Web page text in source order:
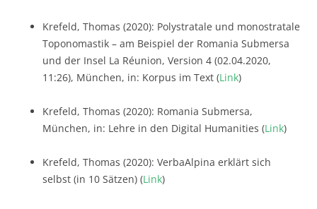
Krefeld, Thomas (2020): Polystratale und monostratale
Toponomastik – am Beispiel der Romania Submersa
und der Insel La Réunion, Version 4 (02.04.2020,
11:26), München, in: Korpus im Text (Link)
Krefeld, Thomas (2020): Romania Submersa,
München, in: Lehre in den Digital Humanities (Link)
Krefeld, Thomas (2020): VerbaAlpina erklärt sich
selbst (in 10 Sätzen) (Link)